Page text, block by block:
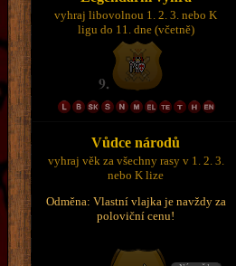
vyhraj libovolnou 1. 2. 3. nebo K
ligu do 11. dne (včetně)
Vůdce národů
vyhraj věk za všechny rasy v 1. 2. 3.
nebo K lize
Odměna: Vlastní vlajka je navždy za
poloviční cenu!